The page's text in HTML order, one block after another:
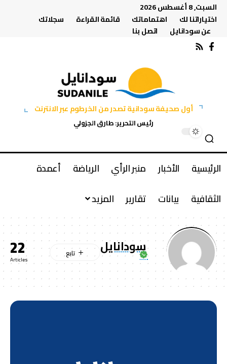
السبت, 8 أغسطس 2026
اختياراتنا لك
اهتماماتك قائمة القراءة
سجلاتك
عن سودانايل
اتصل بنا
أول صحيفة سودانية تصدر من الخرطوم عبر الانترنت
رئيس التحرير: طارق الجزولي
الرئيسية الأخبار منبر الرأي الرياضة
أعمدة
الثقافية
بيانات تقارير المزيد
سودانايل 22
Articles